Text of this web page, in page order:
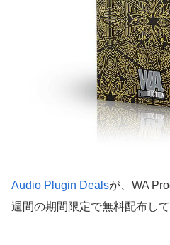
Audio Plugin Dealsが、WA
週間の期間限定で無料配布して